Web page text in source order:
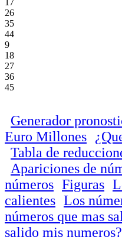
26
35
44
9
18
27
36
45
Generador
Euro Millones
Tabla de
Apariciones de
números Figuras
calientes Los
números que mas
salido mis numeros?